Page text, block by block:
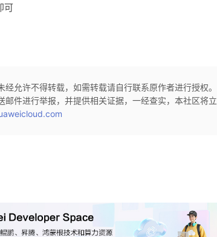
可
允许不得转载，如需转载请自行联系原作者进行授权。
件进行举报，并提供相关证据，一经查实，本社区将立